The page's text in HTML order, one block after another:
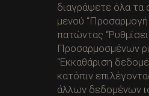
διαγράψετε όλα τα
μενού “Προσαρμογή
πατώντας
Προσαρμοσμένων
“Εκκαθάριση
κατόπιν
άλλων δεδομένων